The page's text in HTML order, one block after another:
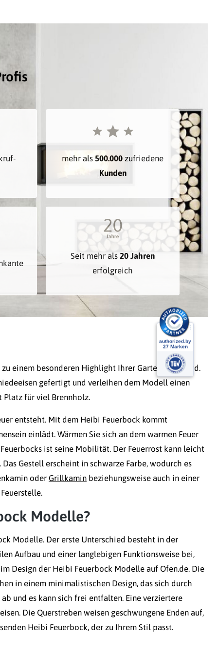
mehr als500.000 zufriedene
Kunden
Seit mehr als20 Jahren
erfolgreich
einem besonderen Highlight Ihrer Gartenparty wird.
gefertigt und verleihen dem Modell einen
Platz für viel Brennholz.
entsteht. Mit dem Heibi Feuerbock kommt
einlädt. Wärmen Sie sich an dem warmen Feuer
ist seine Mobilität. Der Feuerrost kann leicht
Gestell erscheint in schwarze Farbe, wodurch es
oder Grillkamin beziehungsweise auch in einer
Modelle?
Modelle. Der erste Unterschied besteht in der
Aufbau und einer langlebigen Funktionsweise bei,
Design der Heibi Feuerbock Modelle auf Ofen.de. Die
in einem minimalistischen Design, das sich durch
und es kann sich frei entfalten. Eine verziertere
Die Querstreben weisen geschwungene Enden auf,
Heibi Feuerbock, der zu Ihrem Stil passt.